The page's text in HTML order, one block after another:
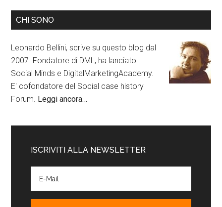
CHI SONO
Leonardo Bellini, scrive su questo blog dal
2007. Fondatore di DML, ha lanciato
Social Minds e DigitalMarketingAcademy.
E' cofondatore del Social case history
Forum. Leggi ancora…
ISCRIVITI ALLA NEWSLETTER